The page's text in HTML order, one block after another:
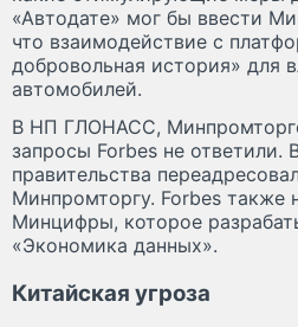
«Автодате» мог бы ввести
что взаимодействие с
добровольная история» для
автомобилей.
В НП ГЛОНАСС,
запросы Forbes не ответили.
правительства
Минпромторгу. Forbes также
Минцифры, которое
«Экономика данных».
Китайская угроза